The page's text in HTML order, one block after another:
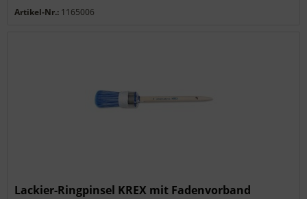
Artikel-Nr.: 1165006
Lackier-Ringpinsel KREX mit Fadenvorband